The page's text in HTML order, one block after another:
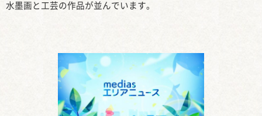
水墨画と工芸の作品が並んでいます。